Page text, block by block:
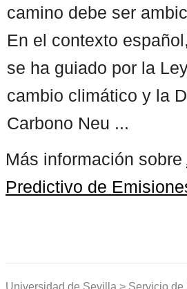
camino debe ser
En el contexto
se ha guiado por la
cambio climático y la
Carbono Neu ...
Más información sobre
Predictivo de
Universidad de Sevilla > Servicio de